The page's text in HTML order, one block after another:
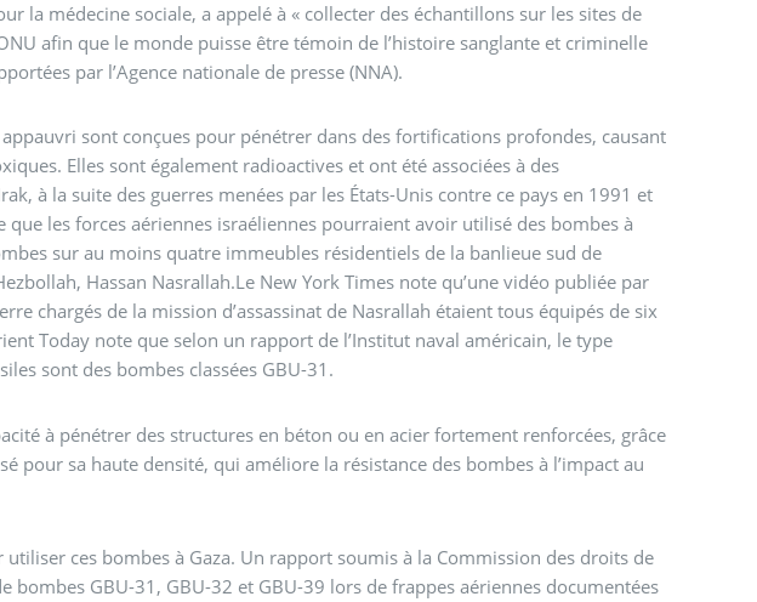
la médecine sociale, a appelé à « collecter des échantillons sur les sites de
afin que le monde puisse être témoin de l’histoire sanglante et criminelle
par l’Agence nationale de presse (NNA).
sont conçues pour pénétrer dans des fortifications profondes, causant
Elles sont également radioactives et ont été associées à des
à la suite des guerres menées par les États-Unis contre ce pays en 1991 et
les forces aériennes israéliennes pourraient avoir utilisé des bombes à
sur au moins quatre immeubles résidentiels de la banlieue sud de
Hassan Nasrallah.Le New York Times note qu’une vidéo publiée par
chargés de la mission d’assassinat de Nasrallah étaient tous équipés de six
Today note que selon un rapport de l’Institut naval américain, le type
sont des bombes classées GBU-31.
à pénétrer des structures en béton ou en acier fortement renforcées, grâce
pour sa haute densité, qui améliore la résistance des bombes à l’impact au
utiliser ces bombes à Gaza. Un rapport soumis à la Commission des droits de
bombes GBU-31, GBU-32 et GBU-39 lors de frappes aériennes documentées